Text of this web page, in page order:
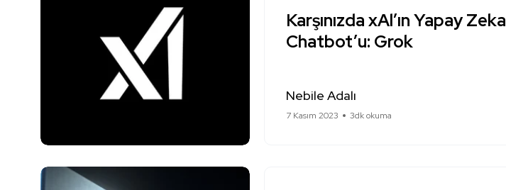
Karşınızda xAl’ın Yapay Zeka
Chatbot’u: Grok
Nebile Adalı
7 Kasım 2023 3dk okuma